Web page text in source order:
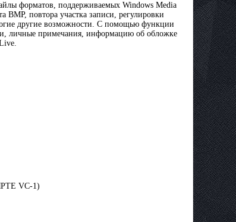
форматов, поддерживаемых Windows Media
повтора участка записи, регулировки
другие возможности. С помощью функции
личные примечания, информацию об обложке
VC-1)